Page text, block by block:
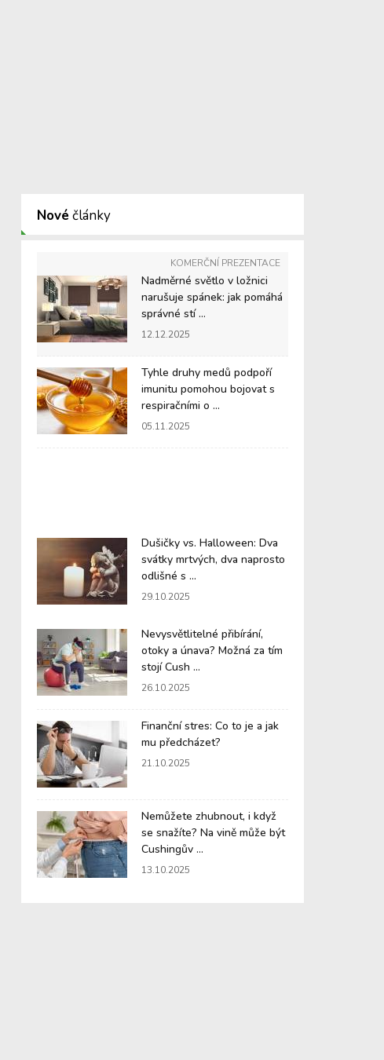
Nové články
KOMERČNÍ PREZENTACE
Nadměrné světlo v ložnici
narušuje spánek: jak pomáhá
správné stí ...
12.12.2025
Tyhle druhy medů podpoří
imunitu pomohou bojovat s
respiračními o ...
05.11.2025
Dušičky vs. Halloween: Dva
svátky mrtvých, dva naprosto
odlišné s ...
29.10.2025
Nevysvětlitelné přibírání,
otoky a únava? Možná za tím
stojí Cush ...
26.10.2025
Finanční stres: Co to je a jak
mu předcházet?
21.10.2025
Nemůžete zhubnout, i když
se snažíte? Na vině může být
Cushingův ...
13.10.2025